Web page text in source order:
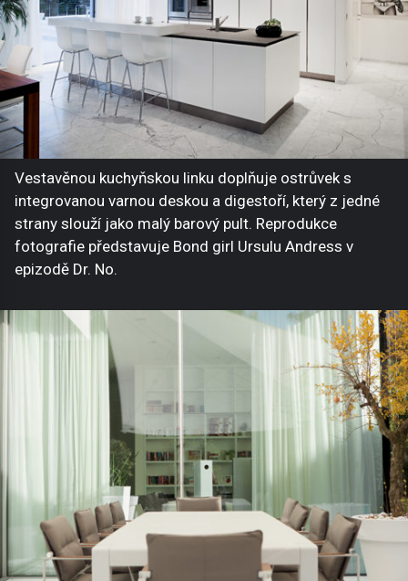
Vestavěnou kuchyňskou linku doplňuje ostrůvek s
integrovanou varnou deskou a digestoří, který z jedné
strany slouží jako malý barový pult. Reprodukce
fotografie představuje Bond girl Ursulu Andress v
epizodě Dr. No.